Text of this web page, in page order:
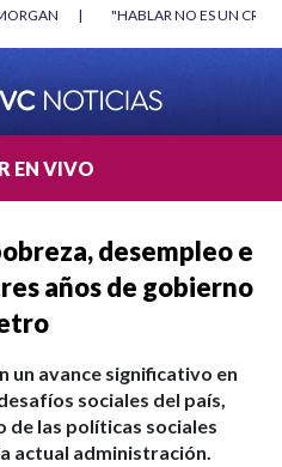
CARTA DE BETO CORAL |
EN VIVO
desempleo e
años de gobierno
un avance significativo en
sociales del país,
las políticas sociales
actual administración.